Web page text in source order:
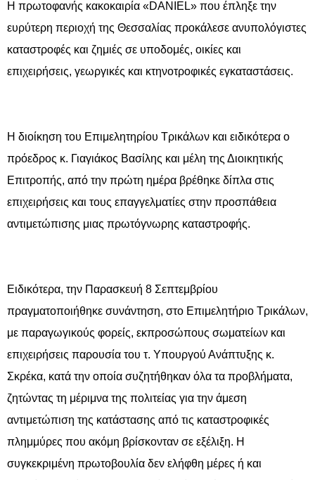
Η πρωτοφανής κακοκαιρία «DANIEL» που έπληξε την
ευρύτερη περιοχή της Θεσσαλίας προκάλεσε ανυπολόγιστες
καταστροφές και ζημιές σε υποδομές, οικίες και
επιχειρήσεις, γεωργικές και κτηνοτροφικές εγκαταστάσεις.
Η διοίκηση του Επιμελητηρίου Τρικάλων και ειδικότερα ο
πρόεδρος κ. Γιαγιάκος Βασίλης και μέλη της Διοικητικής
Επιτροπής, από την πρώτη ημέρα βρέθηκε δίπλα στις
επιχειρήσεις και τους επαγγελματίες στην προσπάθεια
αντιμετώπισης μιας πρωτόγνωρης καταστροφής.
Ειδικότερα, την Παρασκευή 8 Σεπτεμβρίου
πραγματοποιήθηκε συνάντηση, στο Επιμελητήριο Τρικάλων,
με παραγωγικούς φορείς, εκπροσώπους σωματείων και
επιχειρήσεις παρουσία του τ. Υπουργού Ανάπτυξης κ.
Σκρέκα, κατά την οποία συζητήθηκαν όλα τα προβλήματα,
ζητώντας τη μέριμνα της πολιτείας για την άμεση
αντιμετώπιση της κατάστασης από τις καταστροφικές
πλημμύρες που ακόμη βρίσκονταν σε εξέλιξη. Η
συγκεκριμένη πρωτοβουλία δεν ελήφθη μέρες ή και